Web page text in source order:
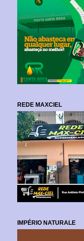
REDE MAXCIEL
IMPÉRIO NATURALE